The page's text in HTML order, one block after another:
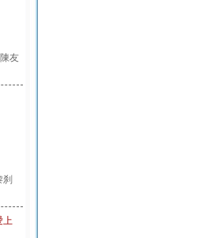
友
上